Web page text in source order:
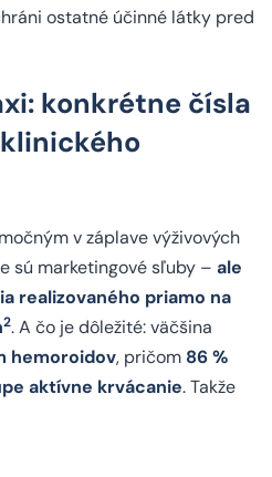
ostatné účinné látky pred
konkrétne čísla
v záplave výživových
sú marketingové sľuby – ale
realizovaného priamo na
2. A čo je dôležité: väčšina
hemoroidov, pričom 86 %
aktívne krvácanie. Takže